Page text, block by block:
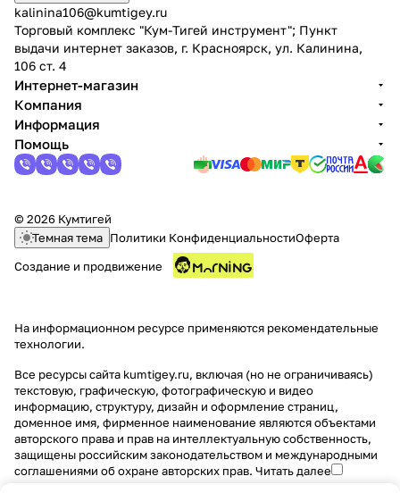
kalinina106@kumtigey.ru
Торговый комплекс "Кум-Тигей инструмент"; Пункт
выдачи интернет заказов, г. Красноярск, ул. Калинина,
106 ст. 4
Интернет-магазин
Компания
Информация
Помощь
© 2026 Кумтигей
Темная тема Политики КонфиденциальностиОферта
Создание и продвижение
На информационном ресурсе применяются рекомендательные
технологии.
Все ресурсы сайта kumtigey.ru, включая (но не ограничиваясь)
текстовую, графическую, фотографическую и видео
информацию, структуру, дизайн и оформление страниц,
доменное имя, фирменное наименование являются объектами
авторского права и прав на интеллектуальную собственность,
защищены российским законодательством и международными
соглашениями об охране авторских прав. Читать далее